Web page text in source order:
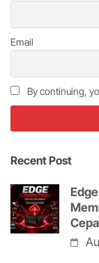
Email
By continuing,
Recent Post